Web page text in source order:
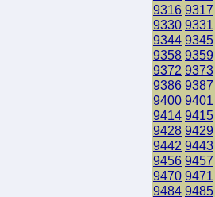
9316 9317
9330 9331
9344 9345
9358 9359
9372 9373
9386 9387
9400 9401
9414 9415
9428 9429
9442 9443
9456 9457
9470 9471
9484 9485